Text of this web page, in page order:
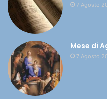
7 Agosto
Mese di
7 Agosto